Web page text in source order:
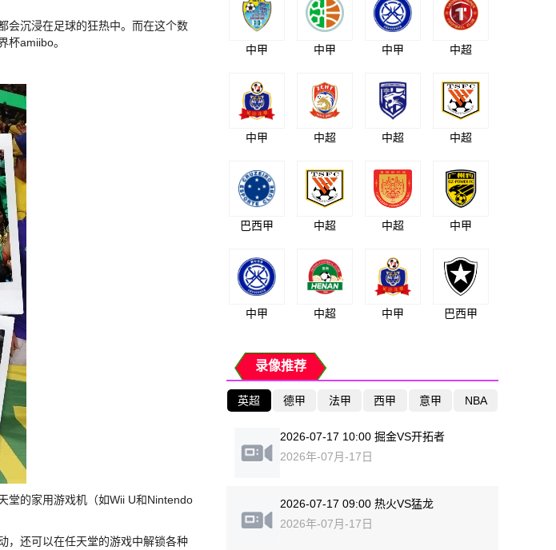
会沉浸在足球的狂热中。而在这个数
amiibo。
堂的家用游戏机（如Wii U和Nintendo
，还可以在任天堂的游戏中解锁各种
中甲 中甲 中甲 中超
中甲 中超 中超 中超
巴西甲 中超 中超 中甲
中甲 中超 中甲 巴西甲
录像推荐
英超 德甲 法甲 西甲 意甲 NBA
2026-07-17 10:00 掘金VS开拓者
2026年-07月-17日
2026-07-17 09:00 热火VS猛龙
2026年-07月-17日